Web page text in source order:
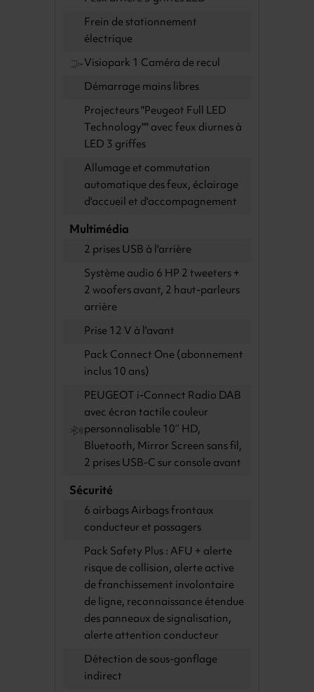
Frein de stationnement
électrique
Visiopark 1 Caméra de recul
Démarrage mains libres
Projecteurs "Peugeot Full LED
Technology"" avec feux diurnes à
LED 3 griffes
Allumage et commutation
automatique des feux, éclairage
d'accueil et d'accompagnement
Multimédia
2 prises USB à l'arrière
Système audio 6 HP 2 tweeters +
2 woofers avant, 2 haut-parleurs
arrière
Prise 12 V à l'avant
Pack Connect One (abonnement
inclus 10 ans)
PEUGEOT i-Connect Radio DAB
avec écran tactile couleur
personnalisable 10’’ HD,
Bluetooth, Mirror Screen sans fil,
2 prises USB-C sur console avant
Sécurité
6 airbags Airbags frontaux
conducteur et passagers
Pack Safety Plus : AFU + alerte
risque de collision, alerte active
de franchissement involontaire
de ligne, reconnaissance étendue
des panneaux de signalisation,
alerte attention conducteur
Détection de sous-gonflage
indirect